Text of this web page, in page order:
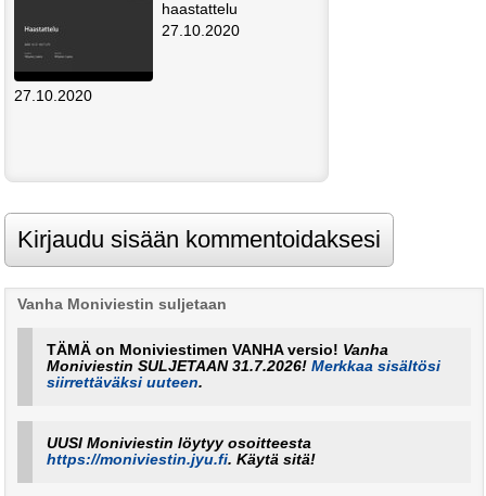
haastattelu
27.10.2020
27.10.2020
Vanha Moniviestin suljetaan
TÄMÄ on Moniviestimen VANHA versio! Vanha
Moniviestin SULJETAAN 31.7.2026!Merkkaa sisältösi
siirrettäväksi uuteen.
UUSI Moniviestin löytyy osoitteesta
https://moniviestin.jyu.fi. Käytä sitä!